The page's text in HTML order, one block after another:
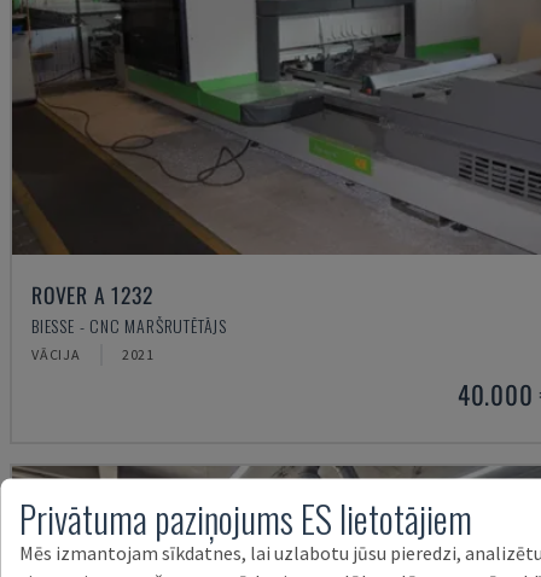
ROVER A 1232
BIESSE - CNC MARŠRUTĒTĀJS
VĀCIJA 2021
40.000
Privātuma paziņojums ES lietotājiem
Mēs izmantojam sīkdatnes, lai uzlabotu jūsu pieredzi,